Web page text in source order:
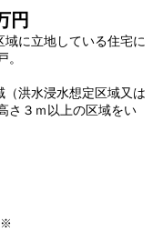
円
に立地している住宅に
。
洪水浸水想定区域又は
さ３ｍ以上の区域をい
※